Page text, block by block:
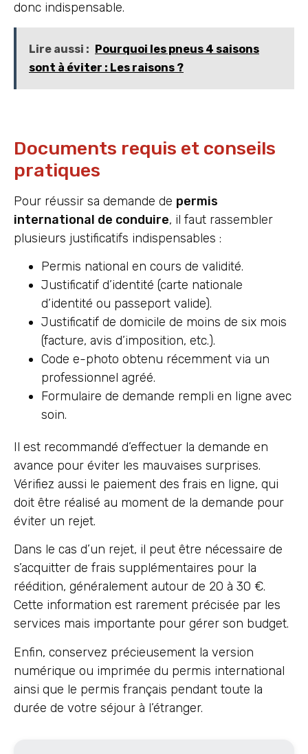
donc indispensable.
Lire aussi : Pourquoi les pneus 4 saisons
sont à éviter : Les raisons ?
Documents requis et conseils
pratiques
Pour réussir sa demande de permis
international de conduire, il faut rassembler
plusieurs justificatifs indispensables :
Permis national en cours de validité.
Justificatif d’identité (carte nationale
d’identité ou passeport valide).
Justificatif de domicile de moins de six mois
(facture, avis d’imposition, etc.).
Code e-photo obtenu récemment via un
professionnel agréé.
Formulaire de demande rempli en ligne avec
soin.
Il est recommandé d’effectuer la demande en
avance pour éviter les mauvaises surprises.
Vérifiez aussi le paiement des frais en ligne, qui
doit être réalisé au moment de la demande pour
éviter un rejet.
Dans le cas d’un rejet, il peut être nécessaire de
s’acquitter de frais supplémentaires pour la
réédition, généralement autour de 20 à 30 €.
Cette information est rarement précisée par les
services mais importante pour gérer son budget.
Enfin, conservez précieusement la version
numérique ou imprimée du permis international
ainsi que le permis français pendant toute la
durée de votre séjour à l’étranger.